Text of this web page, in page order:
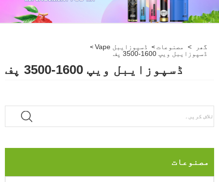
گھر > مصنوعات> ڈسپوزایبل Vape >
ڈسپوزایبل ویپ 1600-3500 پف
ڈسپوزایبل ویپ 1600-3500 پف
مصنوعات